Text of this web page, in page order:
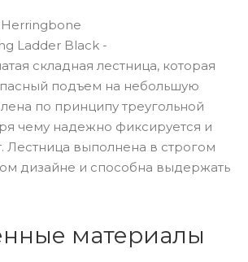
Ladder Black -
складная лестница, которая
подъем на небольшую
по принципу треугольной
чему надежно фиксируется и
Лестница выполнена в строгом
дизайне и способна выдержать
материалы